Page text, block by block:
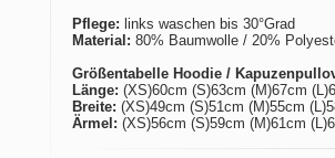
Pflege: links waschen bis 30°Grad
Material: 80% Baumwolle / 20%
Größentabelle Hoodie /
Länge: (XS)60cm (S)63cm (M)67cm
Breite: (XS)49cm (S)51cm (M)55cm
Ärmel: (XS)56cm (S)59cm (M)61cm